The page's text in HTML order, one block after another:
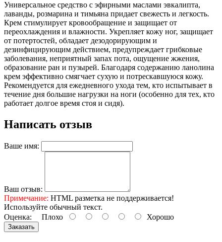
Универсальное средство с эфирными маслами эвкалипта,
лаванды, розмарина и тимьяна придает свежесть и легкость.
Крем стимулирует кровообращение и защищает от
переохлаждения и влажности. Укрепляет кожу ног, защищает
от потертостей, обладает дезодорирующим и
дезинфицирующим действием, предупреждает грибковые
заболевания, неприятный запах пота, ощущение жжения,
образование ран и пузырей. Благодаря содержанию ланолина
крем эффективно смягчает сухую и потрескавшуюся кожу.
Рекомендуется для ежедневного ухода тем, кто испытывает в
течение дня большие нагрузки на ноги (особенно для тех, кто
работает долгое время стоя и сидя).
Написать отзыв
Ваше имя:
Ваш отзыв:
Примечание: HTML разметка не поддерживается!
Используйте обычный текст.
Оценка: Плохо Хорошо
Заказать